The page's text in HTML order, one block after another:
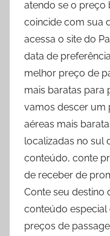
atendo se o preço
coincide com sua
acessa o site do
data de
melhor preço de
mais baratas para
vamos descer um
aéreas mais
localizadas no sul
conteúdo, conte
de receber de
Conte seu destino
conteúdo especial
preços de